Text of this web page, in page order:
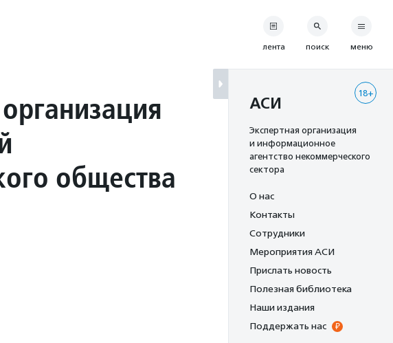
общества
лента поиск меню
18+
АСИ
Экспертная организация
и информационное
агентство некоммерческого
сектора
О нас
Контакты
Сотрудники
Мероприятия АСИ
Прислать новость
Полезная библиотека
Наши издания
Поддержать нас